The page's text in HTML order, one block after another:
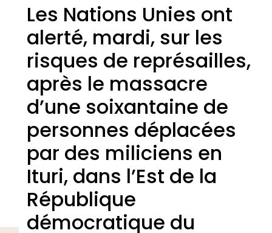
Les Nations Unies ont
alerté, mardi, sur les
risques de représailles,
après le massacre
d’une soixantaine de
personnes déplacées
par des miliciens en
Ituri, dans l’Est de la
République
démocratique du